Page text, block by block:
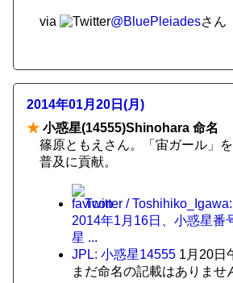
via @BluePleiadesさん
2014年01月20日(月)
★ 小惑星(14555)Shinohara 命名
篠原ともえさん。「宙ガール」
普及に貢献。
Twitter / Toshihiko_Igawa:
2014年1月16日、小惑星番
星 ...
JPL: 小惑星14555 1月20日
まだ命名の記載はありませ